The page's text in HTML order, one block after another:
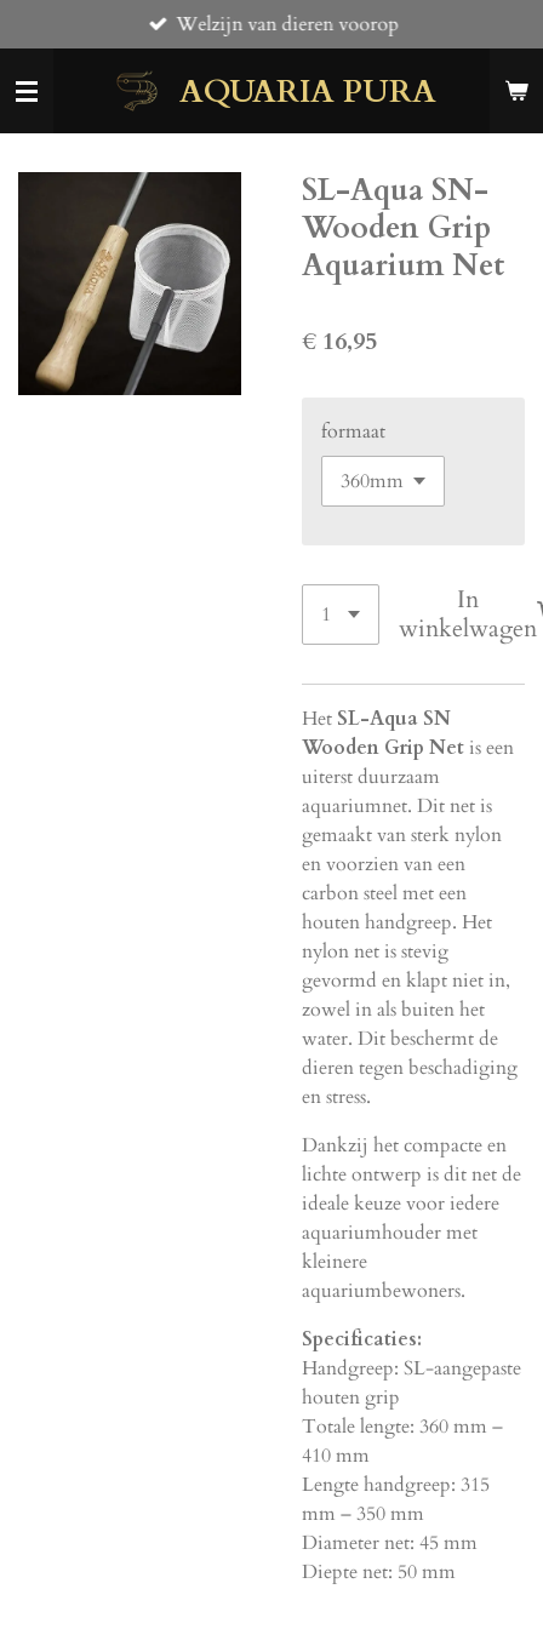
direct
naar
AQUARIA PURA
Welzijn van dieren voorop
SL-Aqua SN-
Wooden Grip
Aquarium Net
€ 16,95
formaat
In
winkelwagen
Het SL-Aqua SN
Wooden Grip Net is een
uiterst duurzaam
aquariumnet. Dit net is
gemaakt van sterk nylon
en voorzien van een
carbon steel met een
houten handgreep. Het
nylon net is stevig
gevormd en klapt niet in,
zowel in als buiten het
water. Dit beschermt de
dieren tegen beschadiging
en stress.
Dankzij het compacte en
lichte ontwerp is dit net de
ideale keuze voor iedere
aquariumhouder met
kleinere
aquariumbewoners.
Specificaties:
Handgreep: SL-aangepaste
houten grip
Totale lengte: 360 mm –
410 mm
Lengte handgreep: 315
mm – 350 mm
Diameter net: 45 mm
Diepte net: 50 mm